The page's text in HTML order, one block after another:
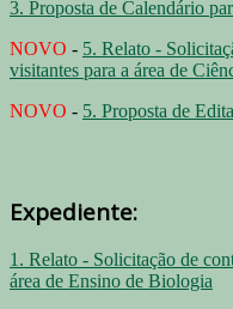
3. Proposta de Calendário
NOVO - 5. Relato -
visitantes para a área de
NOVO - 5. Proposta de
Expediente:
1. Relato - Solicitação de
área de Ensino de Biologia